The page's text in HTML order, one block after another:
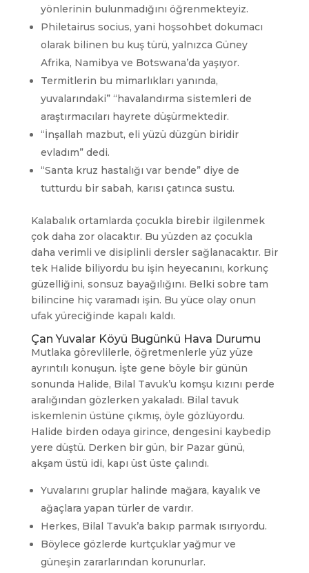
yönlerinin bulunmadığını öğrenmekteyiz.
Philetairus socius, yani hoşsohbet dokumacı
olarak bilinen bu kuş türü, yalnızca Güney
Afrika, Namibya ve Botswana’da yaşıyor.
Termitlerin bu mimarlıkları yanında,
yuvalarındaki” “havalandırma sistemleri de
araştırmacıları hayrete düşürmektedir.
“İnşallah mazbut, eli yüzü düzgün biridir
evladım” dedi.
“Santa kruz hastalığı var bende” diye de
tutturdu bir sabah, karısı çatınca sustu.
Kalabalık ortamlarda çocukla birebir ilgilenmek
çok daha zor olacaktır. Bu yüzden az çocukla
daha verimli ve disiplinli dersler sağlanacaktır. Bir
tek Halide biliyordu bu işin heyecanını, korkunç
güzelliğini, sonsuz bayağılığını. Belki sobre tam
bilincine hiç varamadı işin. Bu yüce olay onun
ufak yüreciğinde kapalı kaldı.
Çan Yuvalar Köyü Bugünkü Hava Durumu
Mutlaka görevlilerle, öğretmenlerle yüz yüze
ayrıntılı konuşun. İşte gene böyle bir günün
sonunda Halide, Bilal Tavuk’u komşu kızını perde
aralığından gözlerken yakaladı. Bilal tavuk
iskemlenin üstüne çıkmış, öyle gözlüyordu.
Halide birden odaya girince, dengesini kaybedip
yere düştü. Derken bir gün, bir Pazar günü,
akşam üstü idi, kapı üst üste çalındı.
Yuvalarını gruplar halinde mağara, kayalık ve
ağaçlara yapan türler de vardır.
Herkes, Bilal Tavuk’a bakıp parmak ısırıyordu.
Böylece gözlerde kurtçuklar yağmur ve
güneşin zararlarından korunurlar.